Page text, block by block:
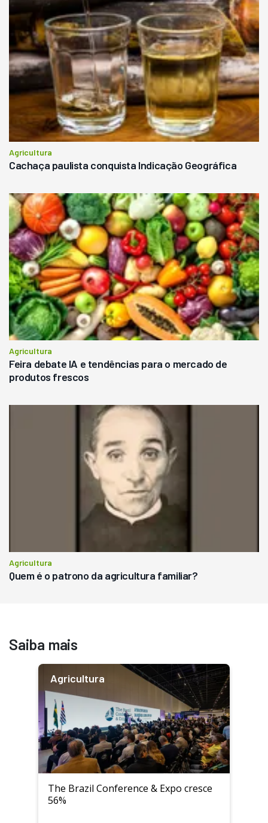
Agricultura
Cachaça paulista conquista Indicação Geográfica
Agricultura
Feira debate IA e tendências para o mercado de
produtos frescos
Agricultura
Quem é o patrono da agricultura familiar?
Saiba mais
Agricultura
The Brazil Conference & Expo cresce
56%